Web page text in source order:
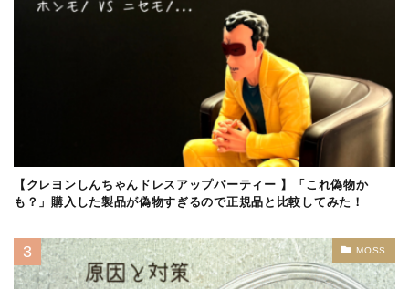
【クレヨンしんちゃんドレスアップパーティー 】「これ偽物か
も？」購入した製品が偽物すぎるので正規品と比較してみた！
MOSS